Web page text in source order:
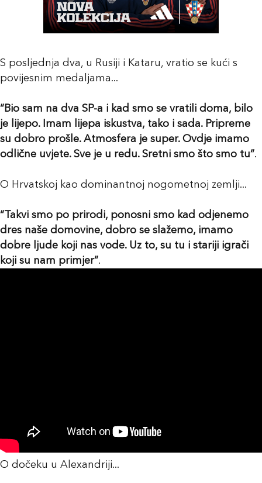
S posljednja dva, u Rusiji i Kataru, vratio se kući s
povijesnim medaljama...
“Bio sam na dva SP-a i kad smo se vratili doma, bilo
je lijepo. Imam lijepa iskustva, tako i sada. Pripreme
su dobro prošle. Atmosfera je super. Ovdje imamo
odlične uvjete. Sve je u redu. Sretni smo što smo tu”.
O Hrvatskoj kao dominantnoj nogometnoj zemlji...
“Takvi smo po prirodi, ponosni smo kad odjenemo
dres naše domovine, dobro se slažemo, imamo
dobre ljude koji nas vode. Uz to, su tu i stariji igrači
koji su nam primjer”.
O dočeku u Alexandriji...